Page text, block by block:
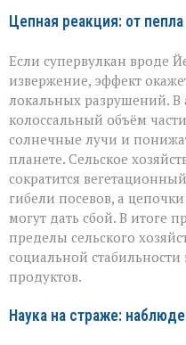
Цепная реакция: от
Если супервулкан вроде
извержение, эффект
локальных разрушений. В
колоссальный объём
солнечные лучи и
планете. Сельское
сократится
гибели посевов, а
могут дать сбой. В итоге
пределы сельского
социальной
продуктов.
Наука на страже: